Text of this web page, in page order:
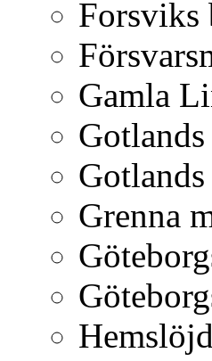
Forsviks
Gamla
Grenna